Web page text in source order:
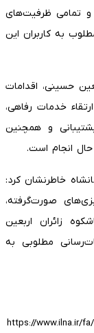
تمامی ظرفیت‌های
به کاربران این
حسینی، اقدامات
خدمات رفاهی،
و همچنین
انجام است.
خاطرنشان کرد:
صورت‌گرفته،
زائران اربعین
مطلوبی به